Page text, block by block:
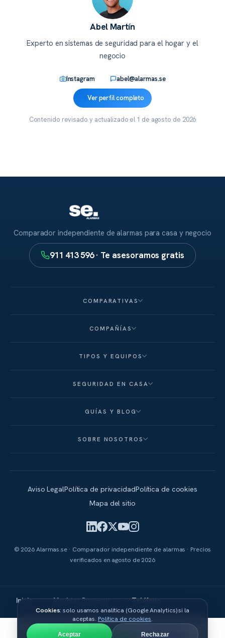
Abel Martín
Experto en sistemas de seguridad para el hogar y el
negocio
Instagram abel@alarmas.se
Ver perfil completo
Contenido revisado y actualizado el 1 de agosto de 2026
Comparador independiente de alarmas para casa y negocio
911 413 596 · Te asesoramos gratis
COMPARATIVAS
COMPAÑÍAS
TIPOS Y EQUIPOS
SEGURIDAD EN CASA
GUÍAS Y BLOG
SOBRE NOSOTROS
Aviso LegalPolítica de privacidadPolítica de cookies
Mapa del sitio
© 2026 Alarmas.se · Comparador independiente de alarmas · Precios
verificados en agosto de 2026
Inicio Movistar Prosegur Teléfono
Cookies: solo usamos analítica (Google Analytics) si la
aceptas. Política de cookies.
Aceptar Rechazar